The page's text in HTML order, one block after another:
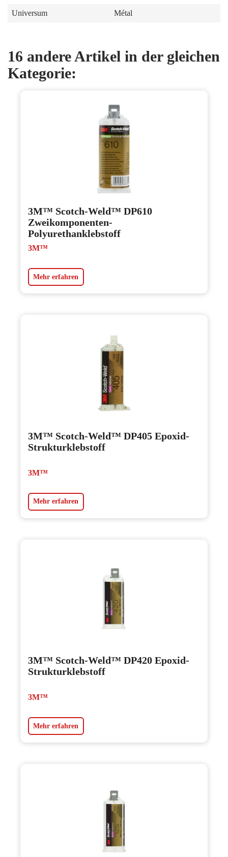
Universum Métal
16 andere Artikel in der gleichen
Kategorie:
3M™ Scotch-Weld™ DP610
Zweikomponenten-
Polyurethanklebstoff
3M™
Mehr erfahren
3M™ Scotch-Weld™ DP405 Epoxid-
Strukturklebstoff
3M™
Mehr erfahren
3M™ Scotch-Weld™ DP420 Epoxid-
Strukturklebstoff
3M™
Mehr erfahren